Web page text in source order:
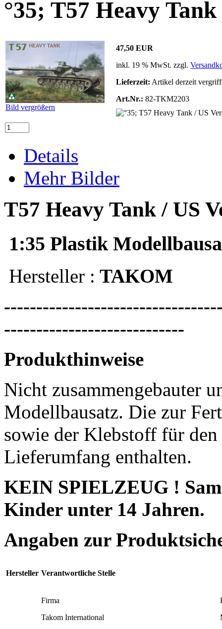
°35; T57 Heavy
Bild vergrößern
47,50 EUR
inkl. 19 % MwSt. zzgl.
Lieferzeit: Artikel derzeit
Art.Nr.: 82-TKM2203
Details
Mehr Bilder
T57 Heavy Tank / US
1:35 Plastik
Hersteller : TAKOM
----------------------------
Produkthinweise
Nicht zusammengebauter
Modellbausatz. Die zur
sowie der Klebstoff für
Lieferumfang enthalten.
KEIN SPIELZEUG !
Kinder unter 14 Jahren.
Angaben zur
Hersteller Verantwortliche Stelle
Firma
Takom International